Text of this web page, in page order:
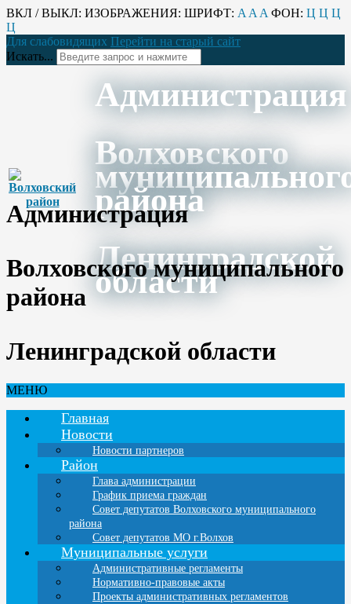
ВКЛ / ВЫКЛ: ИЗОБРАЖЕНИЯ: ШРИФТ: A A A ФОН: Ц Ц Ц
Ц
Для слабовидящих Перейти на старый сайт
Искать...
Администрация
Волховского
района
Ленинградской
области
Администрация
Волховского муниципального
района
Ленинградской области
МЕНЮ
Главная
Новости
Новости партнеров
Район
Глава администрации
График приема граждан
Совет депутатов Волховского муниципального
района
Совет депутатов МО г.Волхов
Муниципальные услуги
Административные регламенты
Нормативно-правовые акты
Проекты административных регламентов